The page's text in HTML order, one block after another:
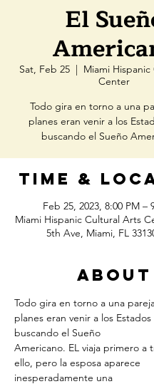
El
Sat, Feb 25
  |
Miami
Center
Todo gira en torno a una
planes eran venir a los
buscando el Sueño
Time &
Feb 25, 2023, 8:00 PM –
Miami Hispanic Cultural Arts
5th Ave, Miami, FL
About
Todo gira en torno a una
planes eran venir a los
buscando el Sueño
Americano. EL viaja primero a
ello, pero la esposa aparece
inesperadamente una